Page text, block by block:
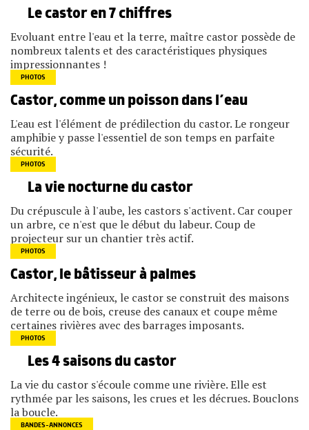
Le castor en 7 chiffres
Evoluant entre l'eau et la terre, maître castor possède de
nombreux talents et des caractéristiques physiques
impressionnantes !
PHOTOS
Castor, comme un poisson dans l’eau
L'eau est l'élément de prédilection du castor. Le rongeur
amphibie y passe l'essentiel de son temps en parfaite
sécurité.
PHOTOS
La vie nocturne du castor
Du crépuscule à l'aube, les castors s'activent. Car couper
un arbre, ce n'est que le début du labeur. Coup de
projecteur sur un chantier très actif.
PHOTOS
Castor, le bâtisseur à palmes
Architecte ingénieux, le castor se construit des maisons
de terre ou de bois, creuse des canaux et coupe même
certaines rivières avec des barrages imposants.
PHOTOS
Les 4 saisons du castor
La vie du castor s'écoule comme une rivière. Elle est
rythmée par les saisons, les crues et les décrues. Bouclons
la boucle.
BANDES-ANNONCES